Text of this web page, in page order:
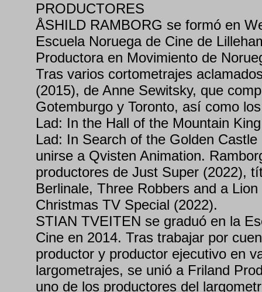
PRODUCTORES
ÅSHILD RAMBORG se formó en
Escuela Noruega de Cine de
Productora en Movimiento de
Tras varios cortometrajes
(2015), de Anne Sewitsky, que
Gotemburgo y Toronto, así como
Lad: In the Hall of the Mountain
Lad: In Search of the Golden
unirse a Qvisten Animation.
productores de Just Super (2022),
Berlinale, Three Robbers and a
Christmas TV Special (2022).
STIAN TVEITEN se graduó en la
Cine en 2014. Tras trabajar por
productor y productor ejecutivo en
largometrajes, se unió a Friland
uno de los productores del